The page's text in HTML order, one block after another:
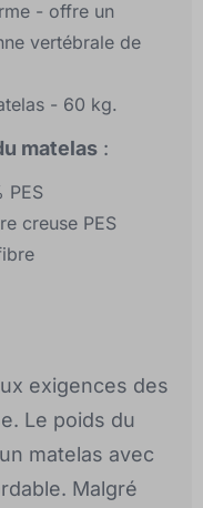
- offre un
vertébrale de
- 60 kg.
matelas :
PES
creuse PES
exigences des
Le poids du
matelas avec
Malgré